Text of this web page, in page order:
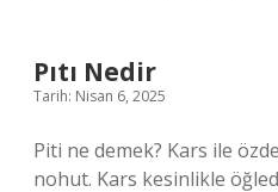
Pıtı Nedir
Tarih: Nisan 6, 2025
Piti ne demek? Kars ile
nohut. Kars kesinlikle